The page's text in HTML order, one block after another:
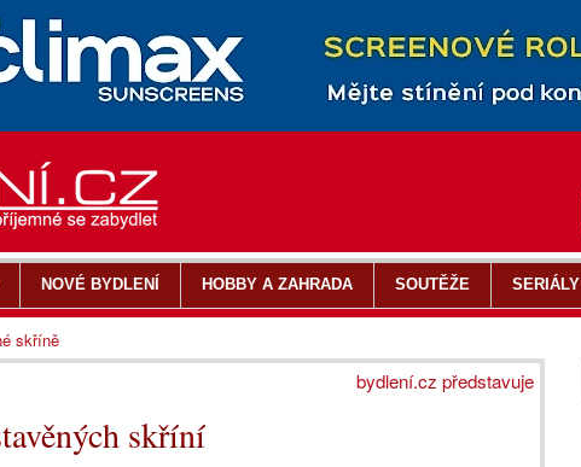
bydlení.cz představuje
skříní
NOVÉ BYDLENÍ HOBBY A ZAHRADA SOUTĚŽE SERIÁLY
skříně